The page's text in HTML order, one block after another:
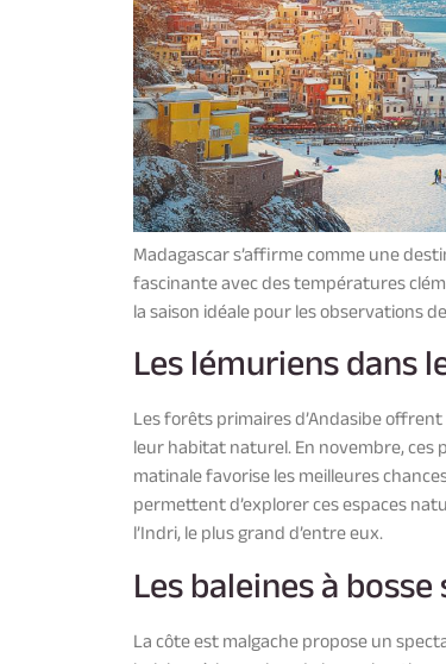
Madagascar s’affirme comme une
fascinante avec des températures
la saison idéale pour les observations
Les lémuriens dans
Les forêts primaires d’Andasibe
leur habitat naturel. En novembre,
matinale favorise les meilleures
permettent d’explorer ces espaces
l’Indri, le plus grand d’entre eux.
Les baleines à
La côte est malgache propose un